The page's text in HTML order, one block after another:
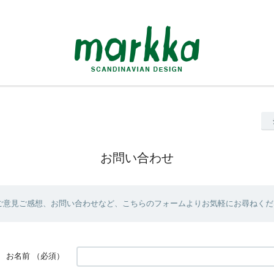
お問い合わせ
見ご感想、お問い合わせなど、こちらのフォームよりお気軽にお尋ねくだ
お名前 （必須）